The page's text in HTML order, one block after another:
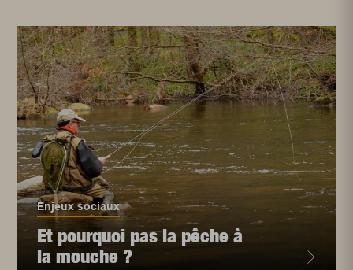
Enjeux sociaux
Et pourquoi pas la pêche à
la mouche ?